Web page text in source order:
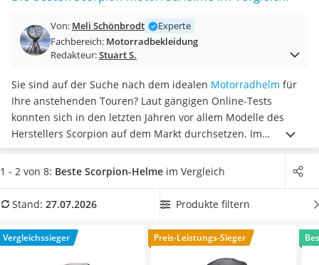
Fahrradträger E-Bike
Benzinkanister
Wagenheber 3t
AGM-Batterie Wohnmobil
Thule-Fahrradträger
FM-Transmitter
Sommerreifen 205/55 R16
Autobatterie-Ladegerät
Starthilfe mit Kompressor
Alkoholtester
Diesel-Additiv
Wagenheber
Von: Meli Schönbrodt
Experte
Fachbereich: Motorradbekleidung
Redakteur:Stuart S.
Sie sind auf der Suche nach dem idealen Motorradhelm für
Ihre anstehenden Touren? Laut gängigen Online-Tests
konnten sich in den letzten Jahren vor allem Modelle des
Herstellers Scorpion auf dem Markt durchsetzen. Im
Sortiment finden Sie hauptsächlich Integralhelme und
Jethelme, welche sich durchgeschmackvolle Designs und
Scorpion-Helm mit Kinnschutz aus unserer Vergleichstabelle,
Überzeugt hat uns hier im Juli 2026 besonders das Modell
Scorpion EXO-TECH
mit seinen Eigenschaften.
1 - 2 von 8: Beste Scorpion-Helme im Vergleich
Stand: 27.07.2026 Produkte filtern
Vergleichssieger Preis-Leistungs-Sieger